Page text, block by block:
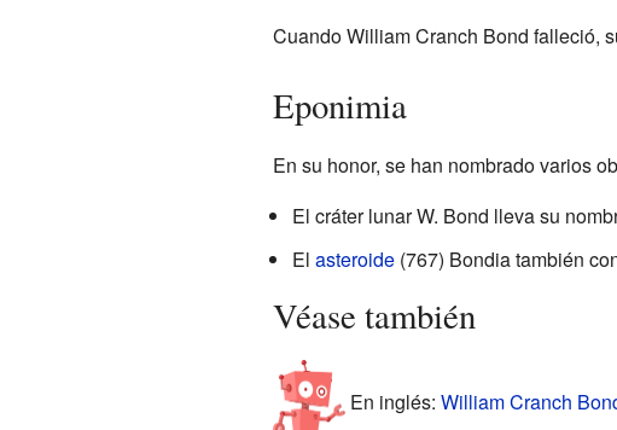
Cuando William Cranch Bond falleció,
Eponimia
En su honor, se han nombrado varios
El cráter lunar W. Bond lleva su
El asteroide(767) Bondia también
Véase también
En inglés: William Cranch